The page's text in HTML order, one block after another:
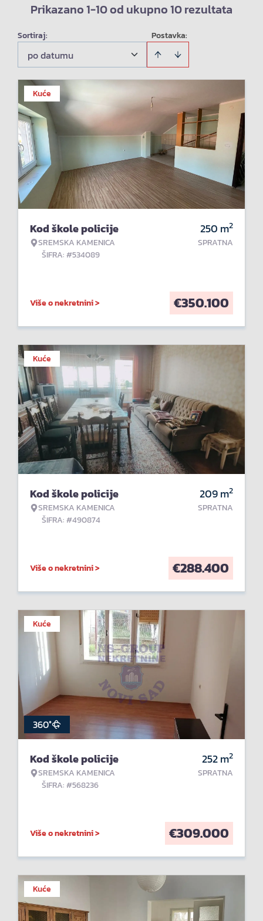
Prikazano 1-10 od ukupno 10 rezultata
Postavka:
Sortiraj:
po datumu
Kuće
Kod škole policije
SREMSKA KAMENICA
ŠIFRA: #534089
250 m2
SPRATNA
Više o nekretnini > €350.100
Kuće
Kod škole policije
SREMSKA KAMENICA
ŠIFRA: #490874
209m2
SPRATNA
Više o nekretnini > €288.400
Kuće
360°
Kod škole policije
SREMSKA KAMENICA
ŠIFRA: #568236
252m2
SPRATNA
Više o nekretnini > €309.000
Kuće